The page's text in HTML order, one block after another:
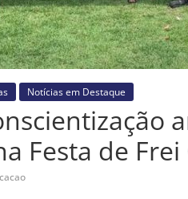
Notícias em Destaque
Festa de Frei